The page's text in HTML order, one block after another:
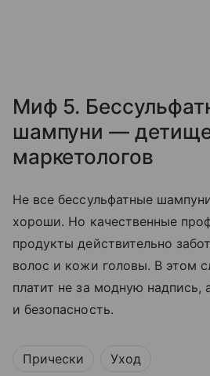
Миф 5.
шампуни —
маркетологов
Не все бессульфатные
хороши. Но качественные
продукты действительно
волос и кожи головы. В этом
платит не за модную надпись,
и безопасность.
Прически Уход